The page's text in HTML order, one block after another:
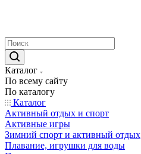
Каталог
По всему сайту
По каталогу
Каталог
Активный отдых и спорт
Активные игры
Зимний спорт и активный отдых
Плавание, игрушки для воды